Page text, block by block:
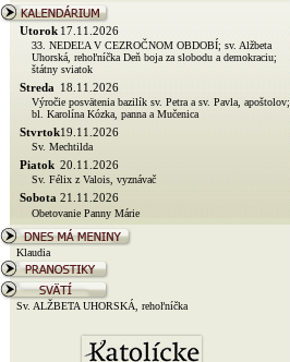
Utorok 17.11.2026
33. NEDEĽA V CEZROČNOM OBDOBÍ; sv. Alžbeta
Uhorská, rehoľníčka Deň boja za slobodu a demokraciu;
štátny sviatok
Streda 18.11.2026
Výročie posvätenia bazilík sv. Petra a sv. Pavla, apoštolov;
bl. Karolína Kózka, panna a Mučenica
Stvrtok19.11.2026
Sv. Mechtilda
Piatok 20.11.2026
Sv. Félix z Valois, vyznávač
Sobota 21.11.2026
Obetovanie Panny Márie
Klaudia
Sv. ALŽBETA UHORSKÁ, rehoľníčka